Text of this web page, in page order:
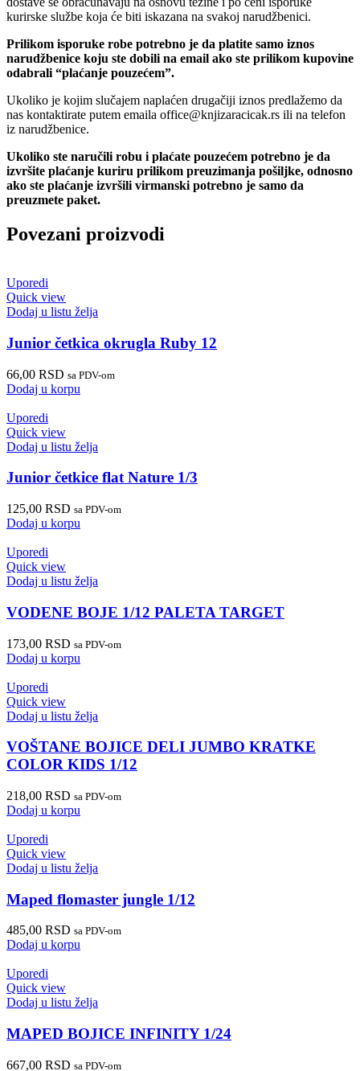
kurirske službe koja će biti iskazana na svakoj narudžbenici.
Prilikom isporuke robe potrebno je da platite samo iznos
narudžbenice koju ste dobili na email ako ste prilikom kupovine
odabrali “plaćanje pouzećem”.
Ukoliko je kojim slučajem naplaćen drugačiji iznos predlažemo da
nas kontaktirate putem emaila office@knjizaracicak.rs ili na telefon
iz narudžbenice.
Ukoliko ste naručili robu i plaćate pouzećem potrebno je da
izvršite plaćanje kuriru prilikom preuzimanja pošiljke, odnosno
ako ste plaćanje izvršili virmanski potrebno je samo da
preuzmete paket.
Povezani proizvodi
Uporedi
Quick view
Dodaj u listu želja
Junior četkica okrugla Ruby 12
66,00 RSD sa PDV-om
Dodaj u korpu
Uporedi
Quick view
Dodaj u listu želja
Junior četkice flat Nature 1/3
125,00 RSD sa PDV-om
Dodaj u korpu
Uporedi
Quick view
Dodaj u listu želja
VODENE BOJE 1/12 PALETA TARGET
173,00 RSD sa PDV-om
Dodaj u korpu
Uporedi
Quick view
Dodaj u listu želja
VOŠTANE BOJICE DELI JUMBO KRATKE
COLOR KIDS 1/12
218,00 RSD sa PDV-om
Dodaj u korpu
Uporedi
Quick view
Dodaj u listu želja
Maped flomaster jungle 1/12
485,00 RSD sa PDV-om
Dodaj u korpu
Uporedi
Quick view
Dodaj u listu želja
MAPED BOJICE INFINITY 1/24
667,00 RSD sa PDV-om